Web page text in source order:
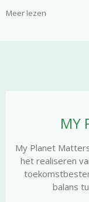
Meer lezen
MY
My Planet
het realiseren
balans